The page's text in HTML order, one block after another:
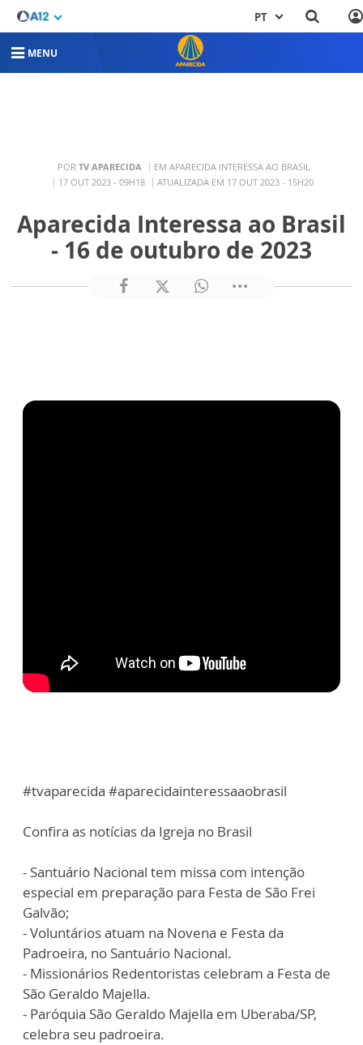
PT
MENU
POR TV APARECIDA
EM APARECIDA INTERESSA AO BRASIL
17 OUT 2023 - 09H18
ATUALIZADA EM 17 OUT 2023 - 15H20
Aparecida Interessa ao Brasil
- 16 de outubro de 2023
#tvaparecida #aparecidainteressaaobrasil
Confira as notícias da Igreja no Brasil
- Santuário Nacional tem missa com intenção
especial em preparação para Festa de São Frei
Galvão;
- Voluntários atuam na Novena e Festa da
Padroeira, no Santuário Nacional.
- Missionários Redentoristas celebram a Festa de
São Geraldo Majella.
- Paróquia São Geraldo Majella em Uberaba/SP,
celebra seu padroeira.